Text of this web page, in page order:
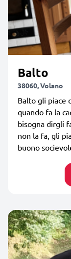
Balto
38060, Volano
Balto gli piace
quando fa la
bisogna dirgli
non la fa, gli
buono